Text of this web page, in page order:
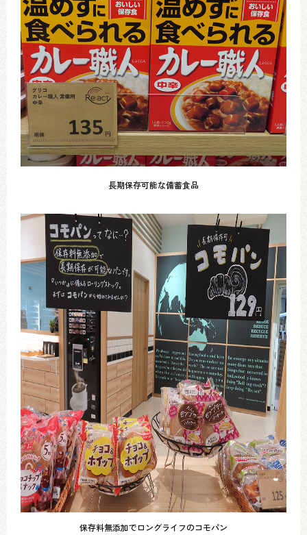
長期保存可能な備蓄食品
保存料無添加でロングライフのコモパン